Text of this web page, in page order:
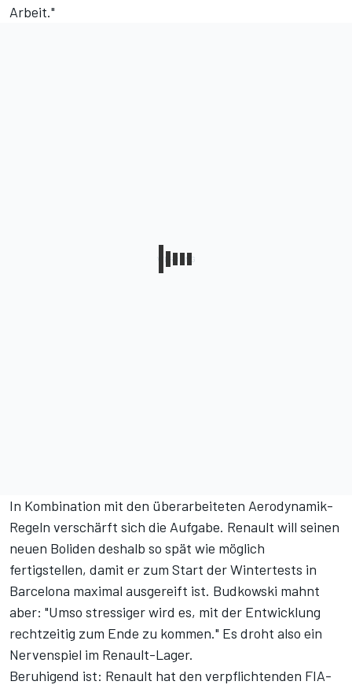
Arbeit."
In Kombination mit den überarbeiteten Aerodynamik-
Regeln verschärft sich die Aufgabe. Renault will seinen
neuen Boliden deshalb so spät wie möglich
fertigstellen, damit er zum Start der Wintertests in
Barcelona maximal ausgereift ist. Budkowski mahnt
aber: "Umso stressiger wird es, mit der Entwicklung
rechtzeitig zum Ende zu kommen." Es droht also ein
Nervenspiel im Renault-Lager.
Beruhigend ist: Renault hat den verpflichtenden FIA-